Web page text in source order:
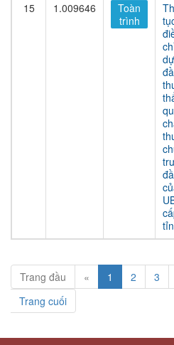
15 1.009646
Toàn
trình
Trang đầu « 1 2 3
Trang cuối